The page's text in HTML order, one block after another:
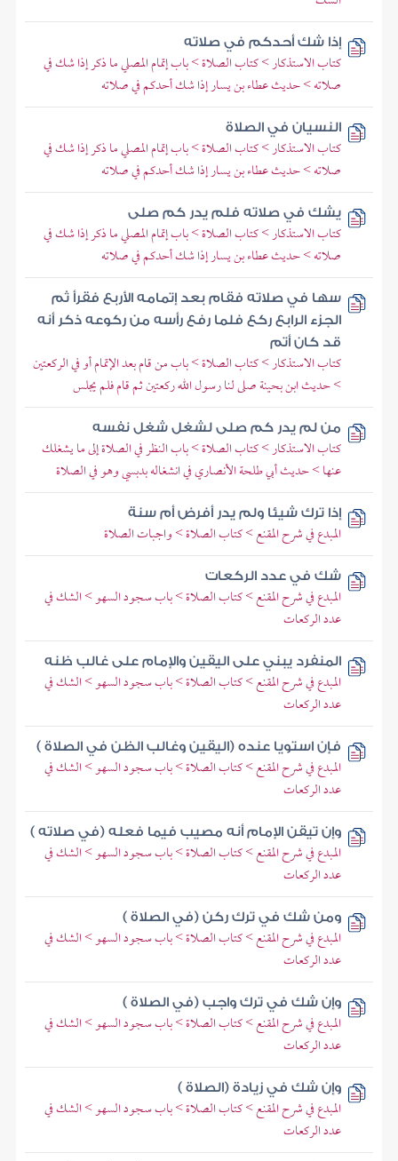
إذا شك أحدكم في صلاته
كتاب الاستذكار > كتاب الصلاة > باب إتمام المصلي ما ذكر إذا شك في
صلاته > حديث عطاء بن يسار إذا شك أحدكم في صلاته
النسيان في الصلاة
كتاب الاستذكار > كتاب الصلاة > باب إتمام المصلي ما ذكر إذا شك في
صلاته > حديث عطاء بن يسار إذا شك أحدكم في صلاته
يشك في صلاته فلم يدر كم صلى
كتاب الاستذكار > كتاب الصلاة > باب إتمام المصلي ما ذكر إذا شك في
صلاته > حديث عطاء بن يسار إذا شك أحدكم في صلاته
سها في صلاته فقام بعد إتمامه الأربع فقرأ ثم
الجزء الرابع ركع فلما رفع رأسه من ركوعه ذكر أنه
قد كان أتم
كتاب الاستذكار > كتاب الصلاة > باب من قام بعد الإتمام أو في الركعتين
> حديث ابن بحينة صلى لنا رسول الله ركعتين ثم قام فلم يجلس
من لم يدر كم صلى لشغل شغل نفسه
كتاب الاستذكار > كتاب الصلاة > باب النظر في الصلاة إلى ما يشغلك
عنها > حديث أبي طلحة الأنصاري في انشغاله بدبسي وهو في الصلاة
إذا ترك شيئا ولم يدر أفرض أم سنة
المبدع في شرح المقنع > كتاب الصلاة > واجبات الصلاة
شك في عدد الركعات
المبدع في شرح المقنع > كتاب الصلاة > باب سجود السهو > الشك في
عدد الركعات
المنفرد يبني على اليقين والإمام على غالب ظنه
المبدع في شرح المقنع > كتاب الصلاة > باب سجود السهو > الشك في
عدد الركعات
فإن استويا عنده (اليقين وغالب الظن في الصلاة )
المبدع في شرح المقنع > كتاب الصلاة > باب سجود السهو > الشك في
عدد الركعات
وإن تيقن الإمام أنه مصيب فيما فعله (في صلاته )
المبدع في شرح المقنع > كتاب الصلاة > باب سجود السهو > الشك في
عدد الركعات
ومن شك في ترك ركن (في الصلاة )
المبدع في شرح المقنع > كتاب الصلاة > باب سجود السهو > الشك في
عدد الركعات
وإن شك في ترك واجب (في الصلاة )
المبدع في شرح المقنع > كتاب الصلاة > باب سجود السهو > الشك في
عدد الركعات
وإن شك في زيادة (الصلاة )
المبدع في شرح المقنع > كتاب الصلاة > باب سجود السهو > الشك في
عدد الركعات